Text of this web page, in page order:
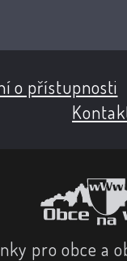
o přístupnosti
pro obce a